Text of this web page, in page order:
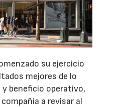
su ejercicio
mejores de lo
beneficio operativo,
a revisar al